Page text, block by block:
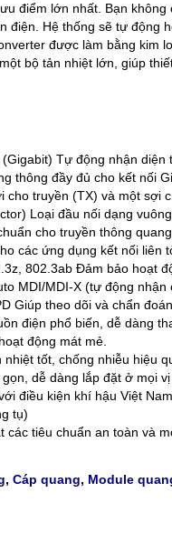
điểm lớn nhất. Bạn
điện. Hệ thống sẽ tự động
được làm bằng kim
bộ tản nhiệt lớn, giúp
Tự động nhận
thông đầy đủ cho kết nối
truyền (TX) và một sợi
Loại đầu nối dạng
cho truyền thông
các ứng dụng kết nối liên
802.3ab Đảm bảo hoạt
MDI/MDI-X (tự động nhận
Giúp theo dõi và chẩn
điện phổ biến, dễ dàng
động mát mẻ.
tốt, chống nhiễu hiệu
dễ dàng lắp đặt ở mọi
điều kiện khí hậu Việt
tụ)
tiêu chuẩn an toàn và
, Cáp quang, Module